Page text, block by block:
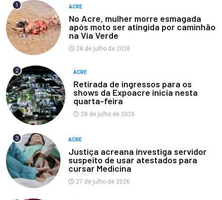
1 ACRE
No Acre, mulher morre esmagada
após moto ser atingida por caminhão
na Via Verde
28 de julho de 2026
2 ACRE
Retirada de ingressos para os
shows da Expoacre inicia nesta
quarta-feira
28 de julho de 2026
3 ACRE
Justiça acreana investiga servidor
suspeito de usar atestados para
cursar Medicina
27 de julho de 2026